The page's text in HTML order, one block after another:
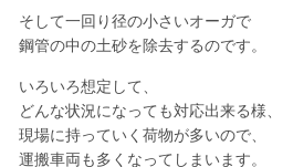
そして一回り径の小さいオーガで
鋼管の中の土砂を除去するのです。
いろいろ想定して、
どんな状況になっても対応出来る様、
現場に持っていく荷物が多いので、
運搬車両も多くなってしまいます。